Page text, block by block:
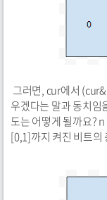
그러면, cur에서
우겠다는 말과 동치임
도는 어떻게 될까요?
[0,1]까지 켜진 비트의